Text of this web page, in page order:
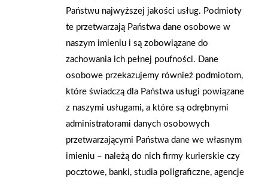
Silikaty-Białystok
Państwu najwyższej jakości usług. Podmioty
te przetwarzają Państwa dane osobowe w
naszym imieniu i są zobowiązane do
zachowania ich pełnej poufności. Dane
osobowe przekazujemy również podmiotom,
które świadczą dla Państwa usługi powiązane
z naszymi usługami, a które są odrębnymi
administratorami danych osobowych
przetwarzającymi Państwa dane we własnym
imieniu – należą do nich firmy kurierskie czy
pocztowe, banki, studia poligraficzne, agencje